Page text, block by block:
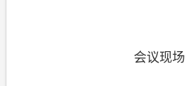
会议现场